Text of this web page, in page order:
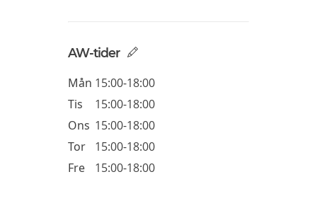
AW-tider
Mån 15:00-18:00
Tis
15:00-18:00
Ons 15:00-18:00
Tor
15:00-18:00
Fre
15:00-18:00